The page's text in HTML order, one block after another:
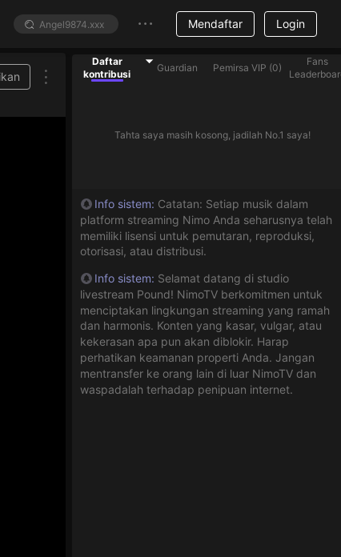
Mendaftar Login
Daftar
kontribusi
Guardian Pemirsa VIP (0)
Fans
Tahta saya masih kosong, jadilah No.1 saya!
Info sistem: Catatan: Setiap musik dalam
platform streaming Nimo Anda seharusnya telah
memiliki lisensi untuk pemutaran, reproduksi,
otorisasi, atau distribusi.
Info sistem: Selamat datang di studio
livestream Pound! NimoTV berkomitmen untuk
menciptakan lingkungan streaming yang ramah
dan harmonis. Konten yang kasar, vulgar, atau
kekerasan apa pun akan diblokir. Harap
perhatikan keamanan properti Anda. Jangan
mentransfer ke orang lain di luar NimoTV dan
waspadalah terhadap penipuan internet.